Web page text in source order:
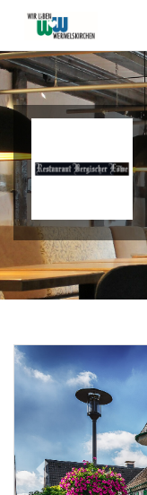
Previous